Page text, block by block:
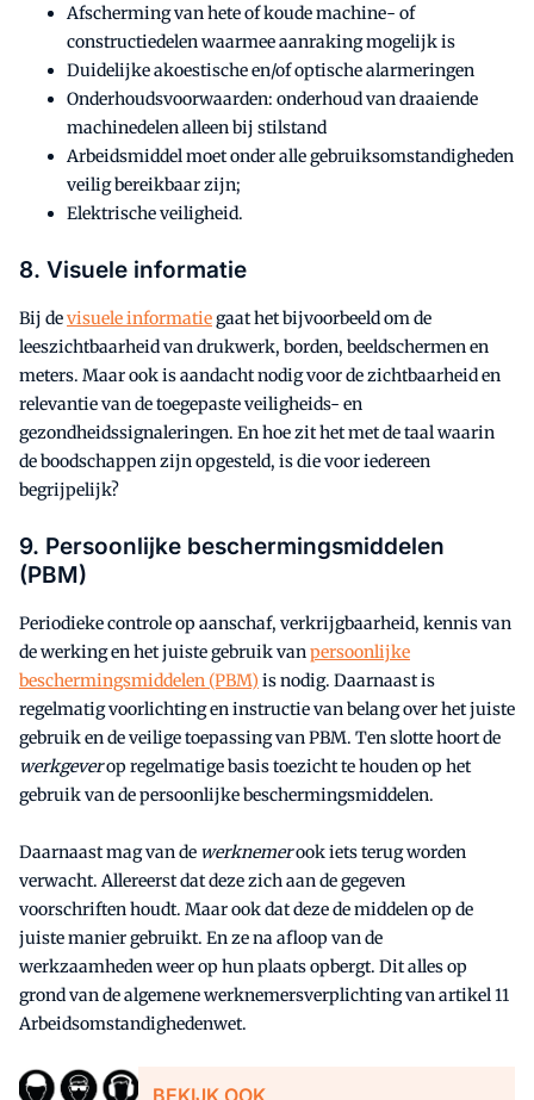
Afscherming van hete of koude machine- of
constructiedelen waarmee aanraking mogelijk is
Duidelijke akoestische en/of optische alarmeringen
Onderhoudsvoorwaarden: onderhoud van draaiende
machinedelen alleen bij stilstand
Arbeidsmiddel moet onder alle gebruiksomstandigheden
veilig bereikbaar zijn;
Elektrische veiligheid.
8. Visuele informatie
Bij devisuele informatiegaat het bijvoorbeeld om de
leeszichtbaarheid van drukwerk, borden, beeldschermen en
meters. Maar ook is aandacht nodig voor de zichtbaarheid en
relevantie van de toegepaste veiligheids- en
gezondheidssignaleringen. En hoe zit het met de taal waarin
de boodschappen zijn opgesteld, is die voor iedereen
begrijpelijk?
9. Persoonlijke beschermingsmiddelen
(PBM)
Periodieke controle op aanschaf, verkrijgbaarheid, kennis van
de werking en het juiste gebruik vanpersoonlijke
beschermingsmiddelen (PBM) is nodig. Daarnaast is
regelmatig voorlichting en instructie van belang over het juiste
gebruik en de veilige toepassing van PBM. Ten slotte hoort de
werkgeverop regelmatige basis toezicht te houden op het
gebruik van de persoonlijke beschermingsmiddelen.
Daarnaast mag van de werknemerook iets terug worden
verwacht. Allereerst dat deze zich aan de gegeven
voorschriften houdt. Maar ook dat deze de middelen op de
juiste manier gebruikt. En ze na afloop van de
werkzaamheden weer op hun plaats opbergt. Dit alles op
grond van de algemene werknemersverplichting van artikel 11
Arbeidsomstandighedenwet.
BEKIJK OOK